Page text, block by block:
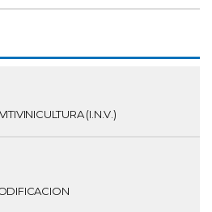
(I.N.V.)